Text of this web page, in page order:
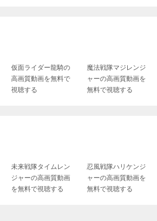
仮面ライダー龍騎の
高画質動画を無料で
視聴する
魔法戦隊マジレンジ
ャーの高画質動画を
無料で視聴する
未来戦隊タイムレン
ジャーの高画質動画
を無料で視聴する
忍風戦隊ハリケンジ
ャーの高画質動画を
無料で視聴する